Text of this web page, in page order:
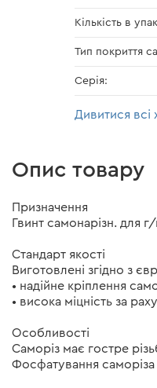
Кількість в
Тип покриття
Серія:
Дивитися всі
Опис товару
Призначення
Гвинт самонарізн. для
Стандарт якості
Виготовлені згідно з
• надійне кріплення
• висока міцність за
Особливості
Саморіз має гостре
Фосфатування саморіза